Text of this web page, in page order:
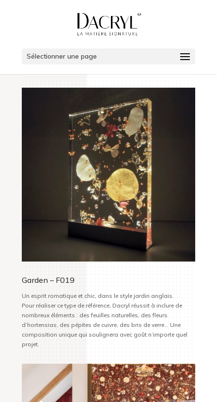
Sélectionner une page
Garden – F019
Un esprit romatique et chic, dans le style jardin anglais.
Pour réaliser ce type de référence, Dacryl réussit à inclure de
nombreux éléments : des feuilles naturelles, des fleurs
d’hortensias, des pépites de cuivre, des bris de verre… Une
composition unique qui soulignera avec goût n’importe quel
projet.